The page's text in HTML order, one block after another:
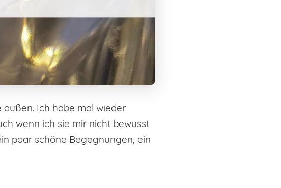
außen. Ich habe mal wieder
wenn ich sie mir nicht bewusst
paar schöne Begegnungen, ein